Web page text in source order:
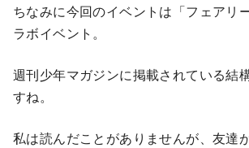
ちなみに今回のイベントは「フェアリ
ラボイベント。
週刊少年マガジンに掲載されている結
すね。
私は読んだことがありませんが、友達